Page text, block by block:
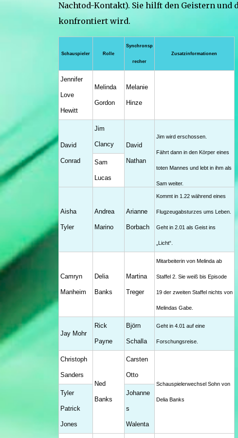
Nachtod-Kontakt). Sie hilft den Geistern und
konfrontiert wird.
Schauspieler Rolle
Synchronsp
recher
Zusatzinformationen
Jennifer
Love
Hewitt
Melinda
Gordon
Melanie
Hinze
David
Conrad
Jim
Clancy David
Nathan
Jim wird erschossen.
Fährt dann in den Körper eines
toten Mannes und lebt in ihm als
Sam weiter.
Sam
Lucas
Aisha
Tyler
Andrea
Marino
Arianne
Borbach
Kommt in 1.22 während eines
Flugzeugabsturzes ums Leben.
Geht in 2.01 als Geist ins
„Licht“.
Camryn
Manheim
Delia
Banks
Martina
Treger
Mitarbeiterin von Melinda ab
Staffel 2. Sie weiß bis Episode
19 der zweiten Staffel nichts von
Melindas Gabe.
Jay Mohr
Rick
Payne
Björn
Schalla
Geht in 4.01 auf eine
Forschungsreise.
Christoph
Sanders
Ned
Banks
Carsten
Otto
Schauspielerwechsel Sohn von
Delia Banks
Tyler
Patrick
Jones
Johanne
s
Walenta